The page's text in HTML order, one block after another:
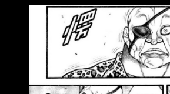
這裡想問有關相撲實戰的可
終末女武神 雷電右衛門 這兩
好弱 先來說刃牙 宿彌二代的
相撲橫綱 古代相撲應該接近
是格鬥最初最猛的那十秒還是
傑克咬道的墊腳石 再來說終